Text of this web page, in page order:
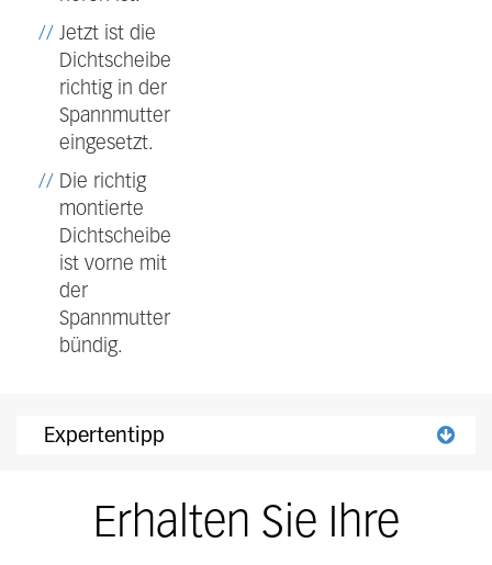
Jetzt ist die
Dichtscheibe
richtig in der
Spannmutter
eingesetzt.
Die richtig
montierte
Dichtscheibe
ist vorne mit
der
Spannmutter
bündig.
Expertentipp
Erhalten Sie Ihre